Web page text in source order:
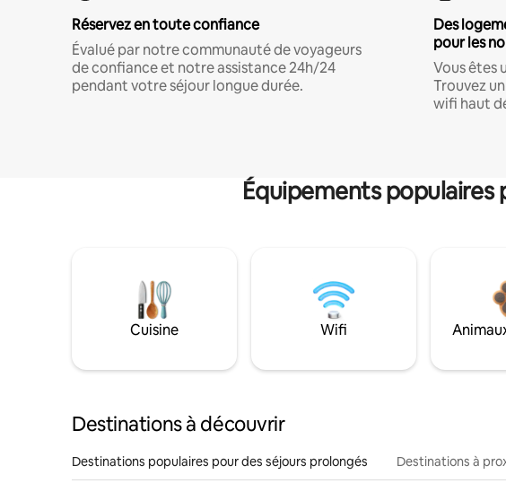
Réservez en toute confiance
Évalué par notre communauté de voyageurs
de confiance et notre assistance 24h/24
pendant votre séjour longue durée.
Des
pour les
Vous êtes
Trouvez
wifi haut
Équipements
Cuisine Wifi
Destinations à découvrir
Destinations populaires pour des séjours prolongés Destinations à